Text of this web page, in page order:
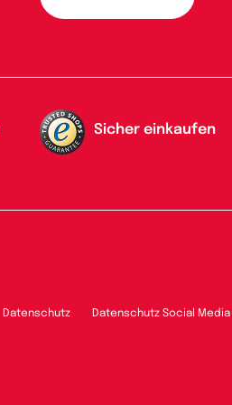
Sicher einkaufen
Datenschutz Datenschutz Social Media